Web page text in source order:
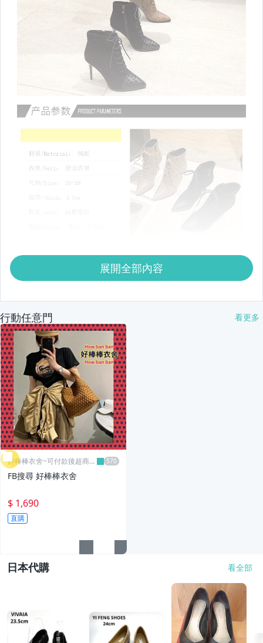
展開全部內容
行動任意門 看更多
好棒棒衣舍~可付款後超商取
貨
FB搜尋 好棒棒衣舍
$ 1,690
直購
日本代購 看全部